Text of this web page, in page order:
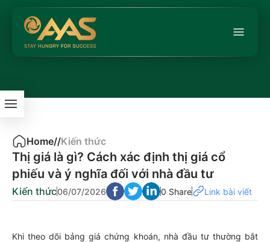
Home//Kiến thức
Thị giá là gì? Cách xác định thị giá cổ
phiếu và ý nghĩa đối với nhà đầu tư
Kiến thức06/07/2026 0 Share Link bài viết
Khi theo dõi bảng giá chứng khoán, nhà đầu tư thường bắt